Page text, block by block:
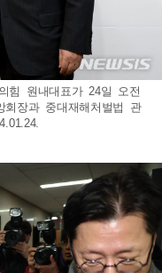
힘 원내대표가 24일 오전
장과 중대재해처벌법 관